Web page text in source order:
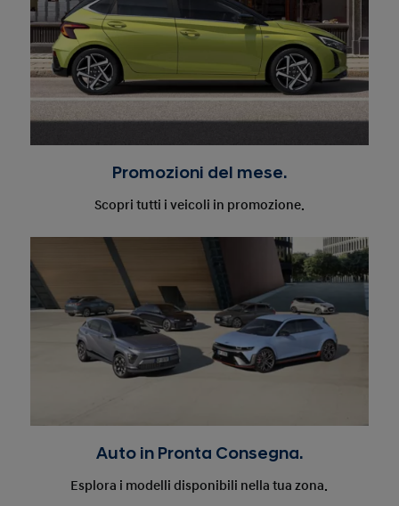
Promozioni del mese.
Scopri tutti i veicoli in promozione.
Auto in Pronta Consegna.
Esplora i modelli disponibili nella tua zona.